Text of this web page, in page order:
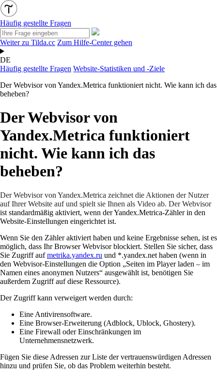
Häufig gestellte Fragen
Weiter zu Tilda.cc Zum Hilfe-Center gehen
DE
Häufig gestellte Fragen Website-Statistiken und -Ziele
Der Webvisor von Yandex.Metrica funktioniert nicht. Wie kann ich das
beheben?
Der Webvisor von
Yandex.Metrica funktioniert
nicht. Wie kann ich das
beheben?
Der Webvisor von Yandex.Metrica zeichnet die Aktionen der Nutzer
auf Ihrer Website auf und spielt sie Ihnen als Video ab. Der Webvisor
ist standardmäßig aktiviert, wenn der Yandex.Metrica-Zähler in den
Website-Einstellungen eingerichtet ist.
Wenn Sie den Zähler aktiviert haben und keine Ergebnisse sehen, ist es
möglich, dass Ihr Browser Webvisor blockiert. Stellen Sie sicher, dass
Sie Zugriff aufmetrika.yandex.ru und *.yandex.net haben (wenn in
den Webvisor-Einstellungen die Option „Seiten im Player laden – im
Namen eines anonymen Nutzers“ ausgewählt ist, benötigen Sie
außerdem Zugriff auf diese Ressource).
Der Zugriff kann verweigert werden durch:
Eine Antivirensoftware.
Eine Browser-Erweiterung (Adblock, Ublock, Ghostery).
Eine Firewall oder Einschränkungen im
Unternehmensnetzwerk.
Fügen Sie diese Adressen zur Liste der vertrauenswürdigen Adressen
hinzu und prüfen Sie, ob das Problem weiterhin besteht.